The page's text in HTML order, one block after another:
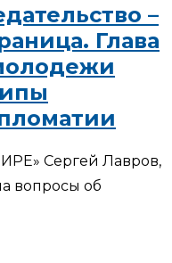
–
Глава
Сергей Лавров,
вопросы об